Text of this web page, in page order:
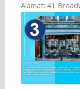
Alamat: 41